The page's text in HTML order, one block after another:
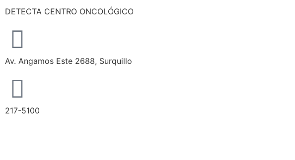
DETECTA CENTRO ONCOLÓGICO
Av. Angamos Este 2688, Surquillo
217-5100